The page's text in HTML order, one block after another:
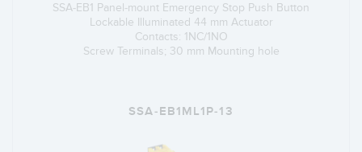
SSA-EB1 Panel-mount Emergency Stop Push Button
Lockable Illuminated 44 mm Actuator
Contacts: 1NC/1NO
Screw Terminals; 30 mm Mounting hole
SSA-EB1ML1P-13